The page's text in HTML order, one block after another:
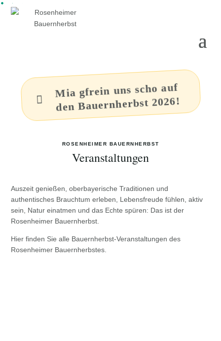

Mia gfrein uns scho auf
den Bauernherbst 2026!
ROSENHEIMER BAUERNHERBST
Veranstaltungen
Auszeit genießen, oberbayerische Traditionen und
authentisches Brauchtum erleben, Lebensfreude fühlen, aktiv
sein, Natur einatmen und das Echte spüren: Das ist der
Rosenheimer Bauernherbst.
Hier finden Sie alle Bauernherbst-Veranstaltungen des
Rosenheimer Bauernherbstes.